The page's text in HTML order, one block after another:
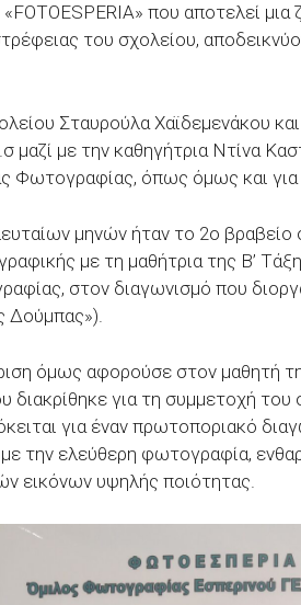
που αποτελεί μια
του σχολείου,
Σταυρούλα Χαϊδεμενάκου
μαζί με την καθηγήτρια Ντίνα
Φωτογραφίας, όπως όμως και για
μηνών ήταν το 2ο
με τη μαθήτρια της Β’
στον διαγωνισμό που
Δούμπας»).
όμως αφορούσε στον μαθητή
για τη συμμετοχή του
για έναν πρωτοποριακό
την ελεύθερη φωτογραφία,
εικόνων υψηλής ποιότητας.